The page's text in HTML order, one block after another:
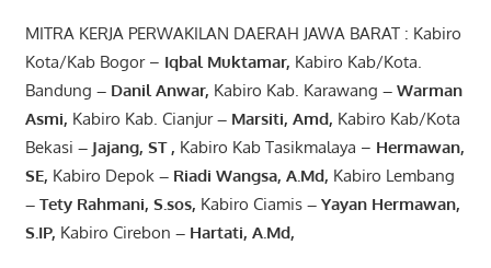
MITRA KERJA PERWAKILAN DAERAH JAWA BARAT : Kabiro
Kota/Kab Bogor – Iqbal Muktamar, Kabiro Kab/Kota.
Bandung – Danil Anwar, Kabiro Kab. Karawang –Warman
Asmi, Kabiro Kab. Cianjur– Marsiti, Amd, Kabiro Kab/Kota
Bekasi – Jajang, ST , Kabiro Kab Tasikmalaya – Hermawan,
SE, Kabiro Depok– Riadi Wangsa, A.Md, Kabiro Lembang
– Tety Rahmani, S.sos, Kabiro Ciamis– Yayan Hermawan,
S.IP, Kabiro Cirebon – Hartati, A.Md,